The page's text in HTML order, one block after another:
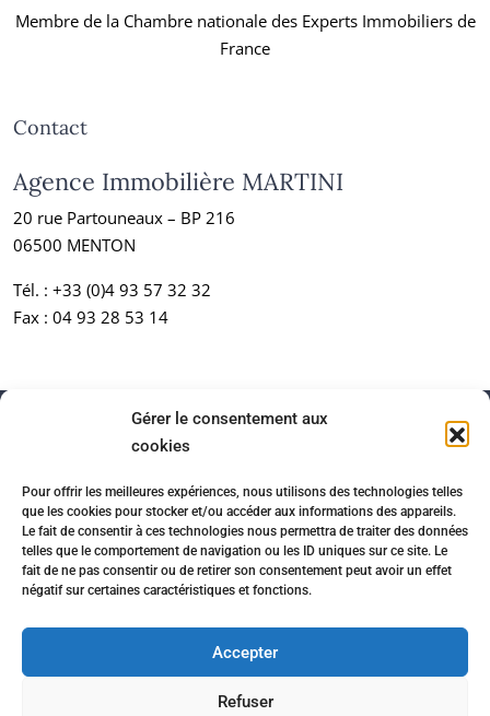
Gérer le consentement aux
cookies
Pour offrir les meilleures expériences, nous utilisons des technologies telles
que les cookies pour stocker et/ou accéder aux informations des appareils.
Le fait de consentir à ces technologies nous permettra de traiter des données
telles que le comportement de navigation ou les ID uniques sur ce site. Le
fait de ne pas consentir ou de retirer son consentement peut avoir un effet
négatif sur certaines caractéristiques et fonctions.
Accepter
Refuser
Membre de la Chambre nationale des Experts Immobiliers de
France
Contact
Agence Immobilière MARTINI
20 rue Partouneaux – BP 216
06500 MENTON
Tél. : +33 (0)4 93 57 32 32
Fax : 04 93 28 53 14
Accueil Honoraires Partenaires immobiliers